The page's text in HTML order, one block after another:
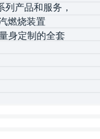
产品和服务，
燃烧装置
身定制的全套